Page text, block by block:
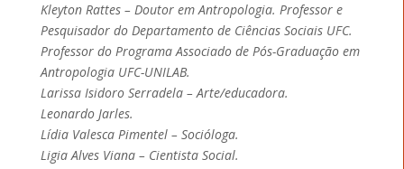
Kleyton Rattes – Doutor em Antropologia. Professor e
Pesquisador do Departamento de Ciências Sociais UFC.
Professor do Programa Associado de Pós-Graduação em
Antropologia UFC-UNILAB.
Larissa Isidoro Serradela – Arte/educadora.
Leonardo Jarles.
Lídia Valesca Pimentel – Socióloga.
Ligia Alves Viana – Cientista Social.